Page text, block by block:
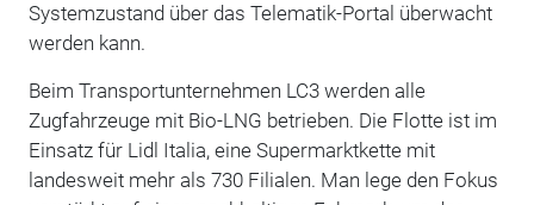
Systemzustand über das Telematik-Portal überwacht
werden kann.
Beim Transportunternehmen LC3 werden alle
Zugfahrzeuge mit Bio-LNG betrieben. Die Flotte ist im
Einsatz für Lidl Italia, eine Supermarktkette mit
landesweit mehr als 730 Filialen. Man lege den Fokus